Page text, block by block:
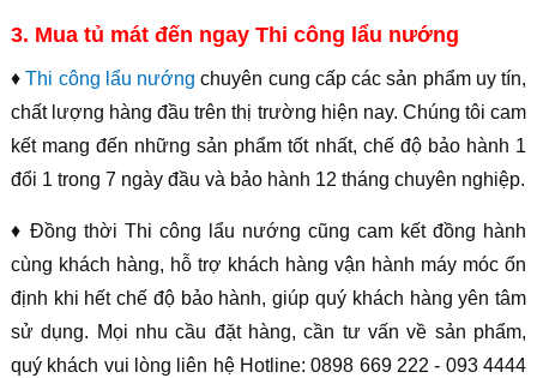
3. Mua tủ mát đến ngay Thi công lẩu nướng
♦Thi công lẩu nướng chuyên cung cấp các sản phẩm uy tín,
chất lượng hàng đầu trên thị trường hiện nay. Chúng tôi cam
kết mang đến những sản phẩm tốt nhất, chế độ bảo hành 1
đổi 1 trong 7 ngày đầu và bảo hành 12 tháng chuyên nghiệp.
♦ Đồng thời Thi công lẩu nướng cũng cam kết đồng hành
cùng khách hàng, hỗ trợ khách hàng vận hành máy móc ổn
định khi hết chế độ bảo hành, giúp quý khách hàng yên tâm
sử dụng. Mọi nhu cầu đặt hàng, cần tư vấn về sản phẩm,
quý khách vui lòng liên hệ Hotline: 0898 669 222 - 093 4444